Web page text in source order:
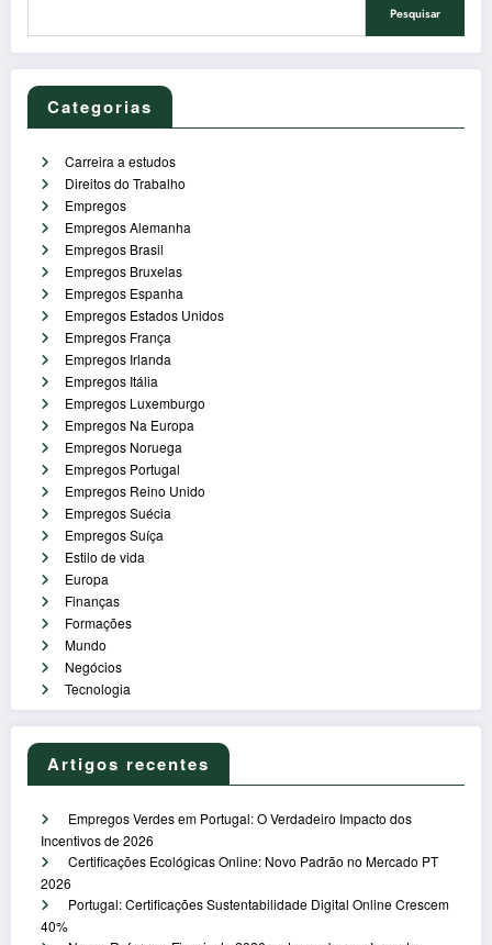
Pesquisar
Categorias
Carreira a estudos
Direitos do Trabalho
Empregos
Empregos Alemanha
Empregos Brasil
Empregos Bruxelas
Empregos Espanha
Empregos Estados Unidos
Empregos França
Empregos Irlanda
Empregos Itália
Empregos Luxemburgo
Empregos Na Europa
Empregos Noruega
Empregos Portugal
Empregos Reino Unido
Empregos Suécia
Empregos Suíça
Estilo de vida
Europa
Finanças
Formações
Mundo
Negócios
Tecnologia
Artigos recentes
Empregos Verdes em Portugal: O Verdadeiro Impacto dos
Incentivos de 2026
Certificações Ecológicas Online: Novo Padrão no Mercado PT
2026
Portugal: Certificações Sustentabilidade Digital Online Crescem
40%